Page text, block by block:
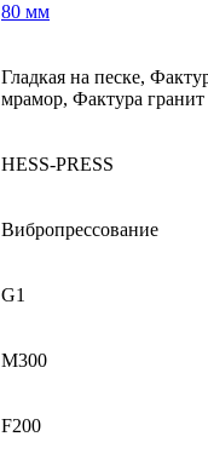
80 мм
Гладкая на песке,
мрамор, Фактура гранит
HESS-PRESS
Вибропрессование
G1
М300
F200